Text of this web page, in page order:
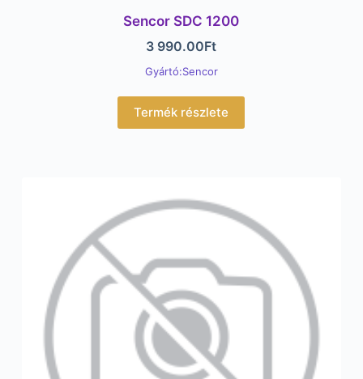
Sencor SDC 1200
3 990.00Ft
Gyártó:Sencor
Termék részlete